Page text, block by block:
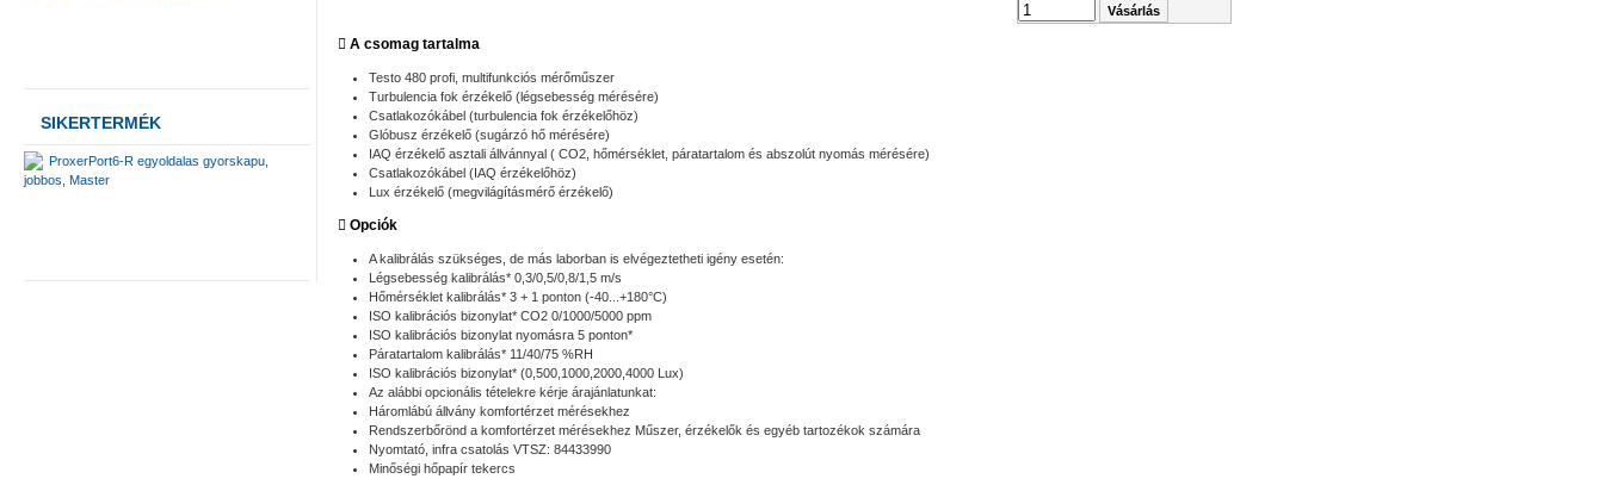
SIKERTERMÉK
ProxerPort6-R egyoldalas gyorskapu,
jobbos, Master
A csomag tartalma
Testo 480 profi, multifunkciós mérőműszer
Turbulencia fok érzékelő (légsebesség mérésére)
Csatlakozókábel (turbulencia fok érzékelőhöz)
Glóbusz érzékelő (sugárzó hő mérésére)
IAQ érzékelő asztali állvánnyal ( CO2, hőmérséklet, páratartalom és abszolút nyomás mérésére)
Csatlakozókábel (IAQ érzékelőhöz)
Lux érzékelő (megvilágításmérő érzékelő)
Opciók
A kalibrálás szükséges, de más laborban is elvégeztetheti igény esetén:
Légsebesség kalibrálás* 0,3/0,5/0,8/1,5 m/s
Hőmérséklet kalibrálás* 3 + 1 ponton (-40...+180°C)
ISO kalibrációs bizonylat* CO2 0/1000/5000 ppm
ISO kalibrációs bizonylat nyomásra 5 ponton*
Páratartalom kalibrálás* 11/40/75 %RH
ISO kalibrációs bizonylat* (0,500,1000,2000,4000 Lux)
Az alábbi opcionális tételekre kérje árajánlatunkat:
Háromlábú állvány komfortérzet mérésekhez
Rendszerbőrönd a komfortérzet mérésekhez Műszer, érzékelők és egyéb tartozékok számára
Nyomtató, infra csatolás VTSZ: 84433990
Minőségi hőpapír tekercs